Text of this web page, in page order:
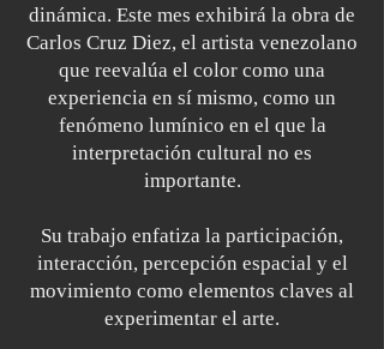
dinámica. Este mes exhibirá la obra de
Carlos Cruz Diez, el artista venezolano
que reevalúa el color como una
experiencia en sí mismo, como un
fenómeno lumínico en el que la
interpretación cultural no es
importante.
Su trabajo enfatiza la participación,
interacción, percepción espacial y el
movimiento como elementos claves al
experimentar el arte.